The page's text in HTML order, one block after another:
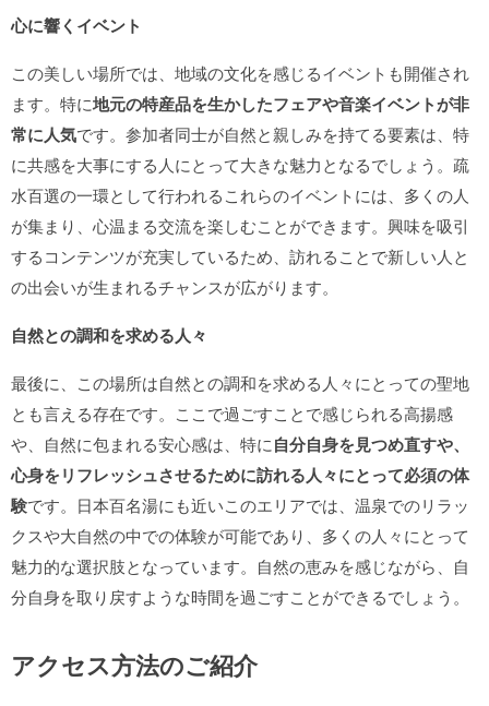
心に響くイベント
この美しい場所では、地域の文化を感じるイベントも開催され
ます。特に地元の特産品を生かしたフェアや音楽イベントが非
常に人気です。参加者同士が自然と親しみを持てる要素は、特
に共感を大事にする人にとって大きな魅力となるでしょう。疏
水百選の一環として行われるこれらのイベントには、多くの人
が集まり、心温まる交流を楽しむことができます。興味を吸引
するコンテンツが充実しているため、訪れることで新しい人と
の出会いが生まれるチャンスが広がります。
自然との調和を求める人々
最後に、この場所は自然との調和を求める人々にとっての聖地
とも言える存在です。ここで過ごすことで感じられる高揚感
や、自然に包まれる安心感は、特に自分自身を見つめ直すや、
心身をリフレッシュさせるために訪れる人々にとって必須の体
験です。日本百名湯にも近いこのエリアでは、温泉でのリラッ
クスや大自然の中での体験が可能であり、多くの人々にとって
魅力的な選択肢となっています。自然の恵みを感じながら、自
分自身を取り戻すような時間を過ごすことができるでしょう。
アクセス方法のご紹介